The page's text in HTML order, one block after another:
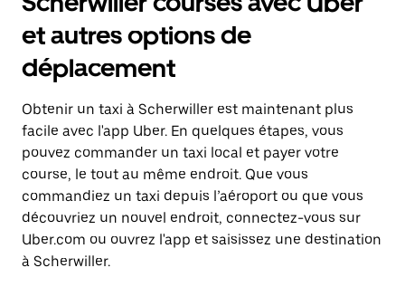
et autres options de
déplacement
Obtenir un taxi à Scherwiller est maintenant plus
facile avec l'app Uber. En quelques étapes, vous
pouvez commander un taxi local et payer votre
course, le tout au même endroit. Que vous
commandiez un taxi depuis l’aéroport ou que vous
découvriez un nouvel endroit, connectez-vous sur
Uber.com ou ouvrez l'app et saisissez une destination
à Scherwiller.